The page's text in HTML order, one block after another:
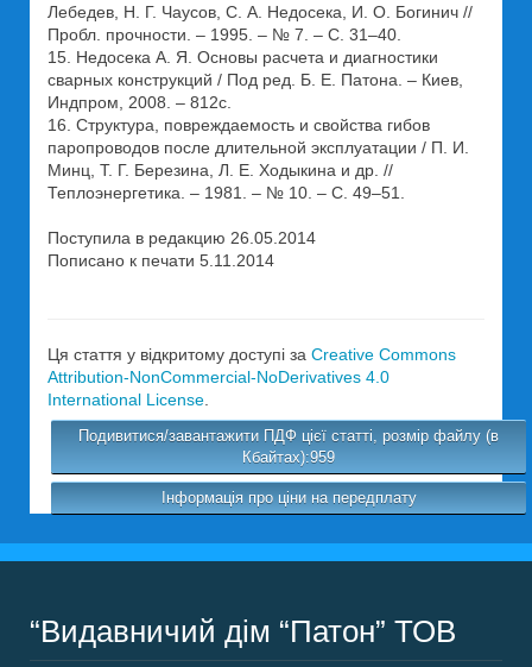
Лебедев, Н. Г. Чаусов, С. А. Недосека, И. О. Богинич //
Пробл. прочности. – 1995. – № 7. – C. 31–40.
15. Недосека А. Я. Основы расчета и диагностики
сварных конструкций / Под ред. Б. Е. Патона. – Киев,
Индпром, 2008. – 812с.
16. Структура, повреждаемость и свойства гибов
паропроводов после длительной эксплуатации / П. И.
Минц, Т. Г. Березина, Л. Е. Ходыкина и др. //
Теплоэнергетика. – 1981. – № 10. – С. 49–51.
Поступила в редакцию 26.05.2014
Пописано к печати 5.11.2014
Ця стаття у відкритому доступі за Creative Commons
Attribution-NonCommercial-NoDerivatives 4.0
International License
Подивитися/завантажити ПДФ цієї статті, розмір файлу (в
Кбайтах):959
Інформація про ціни на передплату
“Видавничий дім “Патон” ТОВ